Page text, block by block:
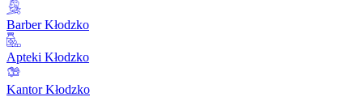
Barber Kłodzko
Apteki Kłodzko
Kantor Kłodzko